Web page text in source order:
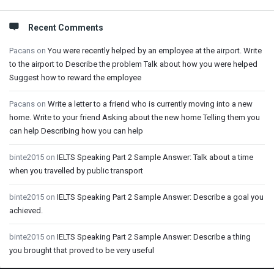
Recent Comments
Pacans onYou were recently helped by an employee at the airport. Write
to the airport to Describe the problem Talk about how you were helped
Suggest how to reward the employee
Pacans on Write a letter to a friend who is currently moving into a new
home. Write to your friend Asking about the new home Telling them you
can help Describing how you can help
binte2015 on IELTS Speaking Part 2 Sample Answer: Talk about a time
when you travelled by public transport
binte2015 on IELTS Speaking Part 2 Sample Answer: Describe a goal you
achieved.
binte2015 on IELTS Speaking Part 2 Sample Answer: Describe a thing
you brought that proved to be very useful